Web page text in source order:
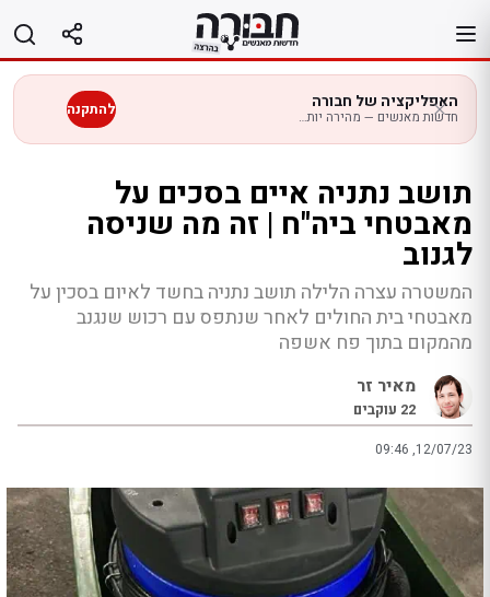
לתוכן
האפליקציה של חבורה
חדשות מאנשים — מהירה יותר בנייד להתקנה
תושב נתניה איים בסכים על
מאבטחי ביה"ח | זה מה שניסה
לגנוב
המשטרה עצרה הלילה תושב נתניה בחשד לאיום בסכין על
מאבטחי בית החולים לאחר שנתפס עם רכוש שנגנב
מהמקום בתוך פח אשפה
מאיר זר
22 עוקבים
09:46 ,12/07/23